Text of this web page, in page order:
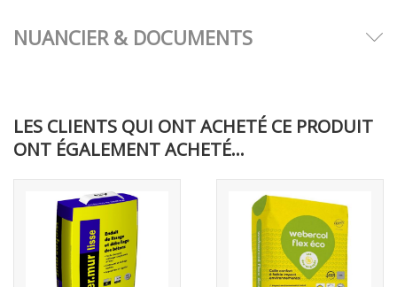
NUANCIER & DOCUMENTS
LES CLIENTS QUI ONT ACHETÉ CE PRODUIT
ONT ÉGALEMENT ACHETÉ...